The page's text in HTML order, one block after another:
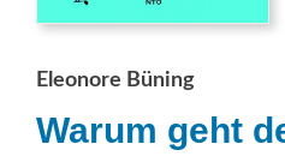
Eleonore Büning
Warum geht